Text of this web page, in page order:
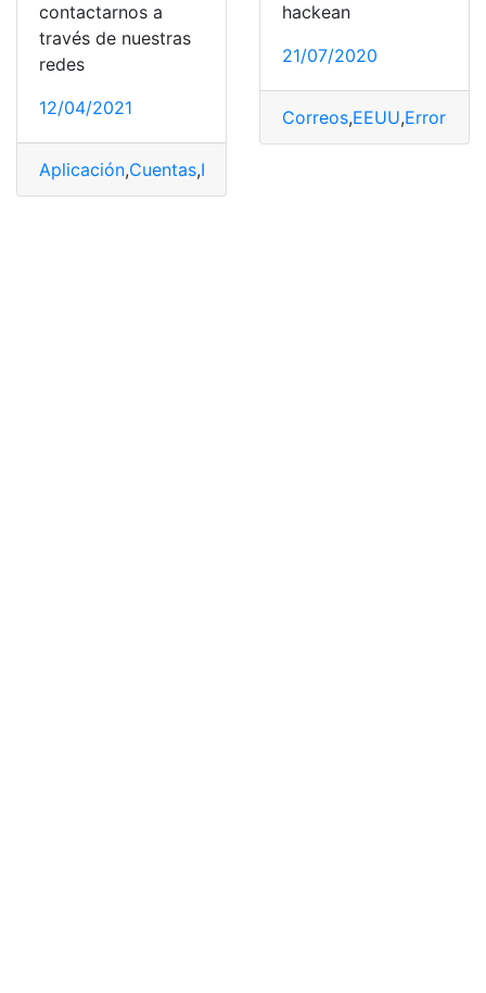
contactarnos a
través de nuestras
redes
12/04/2021
Aplicación,Cuentas,Hackeos
hackean
21/07/2020
Correos,EEUU,Errores